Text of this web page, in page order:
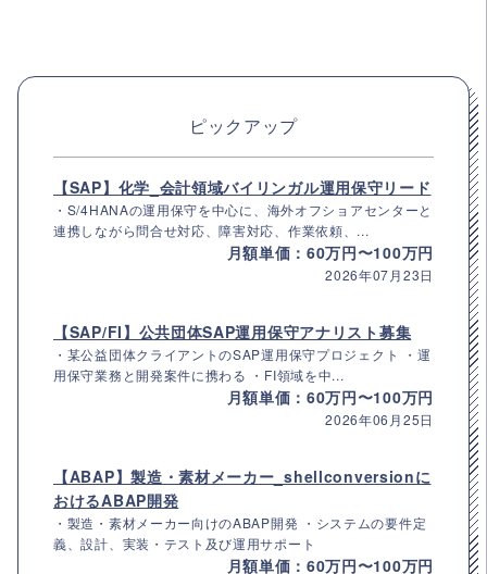
ピックアップ
【SAP】化学_会計領域バイリンガル運用保守リード
・S/4HANAの運用保守を中心に、海外オフショアセンターと
連携しながら問合せ対応、障害対応、作業依頼、...
月額単価：60万円〜100万円
2026年07月23日
【SAP/FI】公共団体SAP運用保守アナリスト募集
・某公益団体クライアントのSAP運用保守プロジェクト ・運
用保守業務と開発案件に携わる ・FI領域を中...
月額単価：60万円〜100万円
2026年06月25日
【ABAP】製造・素材メーカー_shellconversionに
おけるABAP開発
・製造・素材メーカー向けのABAP開発 ・システムの要件定
義、設計、実装・テスト及び運用サポート
月額単価：60万円〜100万円